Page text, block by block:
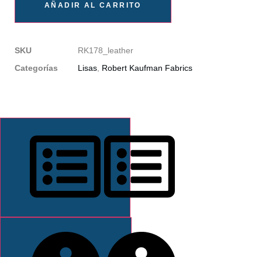
AÑADIR AL CARRITO
SKU
RK178_leather
Categorías
Lisas Robert Kaufman Fabrics